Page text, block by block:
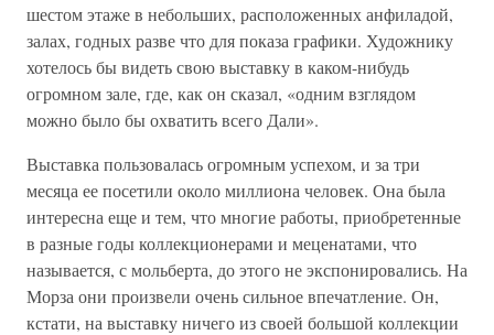
шестом этаже в небольших, расположенных анфиладой,
залах, годных разве что для показа графики. Художнику
хотелось бы видеть свою выставку в каком-нибудь
огромном зале, где, как он сказал, «одним взглядом
можно было бы охватить всего Дали».
Выставка пользовалась огромным успехом, и за три
месяца ее посетили около миллиона человек. Она была
интересна еще и тем, что многие работы, приобретенные
в разные годы коллекционерами и меценатами, что
называется, с мольберта, до этого не экспонировались. На
Морза они произвели очень сильное впечатление. Он,
кстати, на выставку ничего из своей большой коллекции